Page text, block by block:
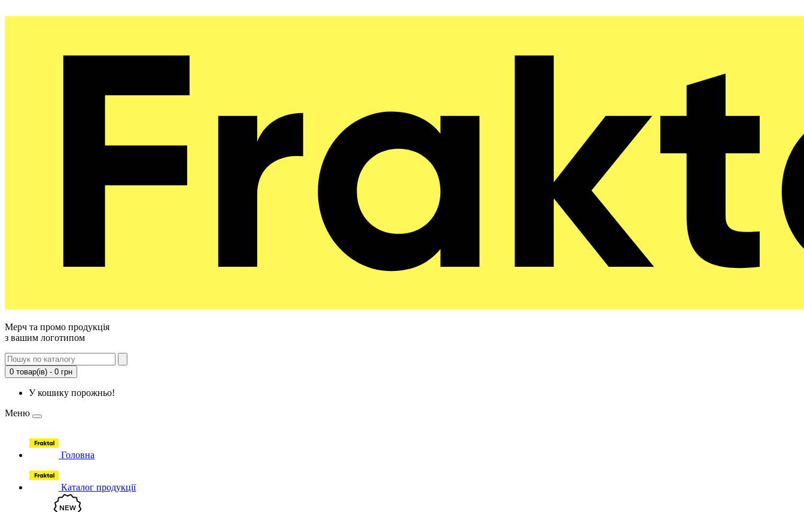
Мерч та промо продукція
з вашим логотипом
0 товар(ів) - 0 грн
У кошику порожньо!
Меню
Головна
Каталог продукції